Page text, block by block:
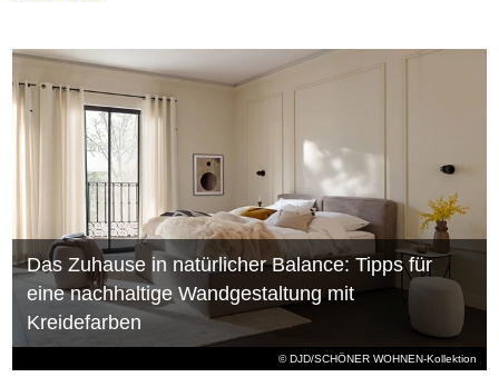
© DJD/SCHÖNER WOHNEN-Kollektion
Das Zuhause in natürlicher Balance: Tipps für
eine nachhaltige Wandgestaltung mit
Kreidefarben